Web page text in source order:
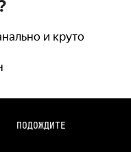
и круто
ПОДОЖДИТЕ